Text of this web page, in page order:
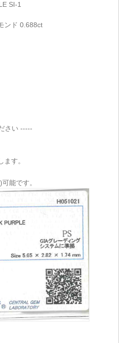
SI-1
ンド 0.688ct
さい -----
す。
能です。